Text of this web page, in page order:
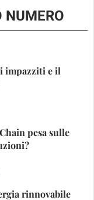
NUMERO
impazziti e il
pesa sulle
rinnovabile